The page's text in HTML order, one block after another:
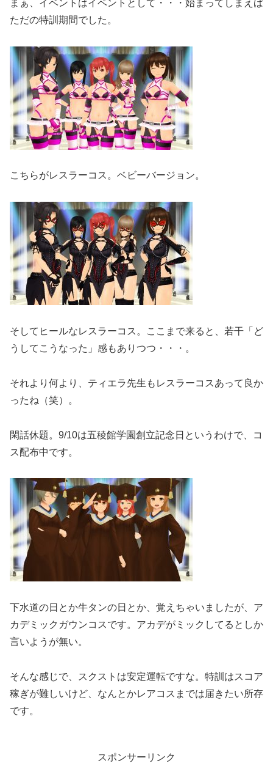
まぁ、イベントはイベントとして・・・始まってしまえば
ただの特訓期間でした。
こちらがレスラーコス。ベビーバージョン。
そしてヒールなレスラーコス。ここまで来ると、若干「ど
うしてこうなった」感もありつつ・・・。
それより何より、ティエラ先生もレスラーコスあって良か
ったね（笑）。
閑話休題。9/10は五稜館学園創立記念日というわけで、コ
ス配布中です。
下水道の日とか牛タンの日とか、覚えちゃいましたが、ア
カデミックガウンコスです。アカデがミックしてるとしか
言いようが無い。
そんな感じで、スクストは安定運転ですな。特訓はスコア
稼ぎが難しいけど、なんとかレアコスまでは届きたい所存
です。
スポンサーリンク